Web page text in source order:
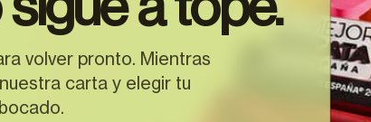
volver pronto. Mientras
carta y elegir tu